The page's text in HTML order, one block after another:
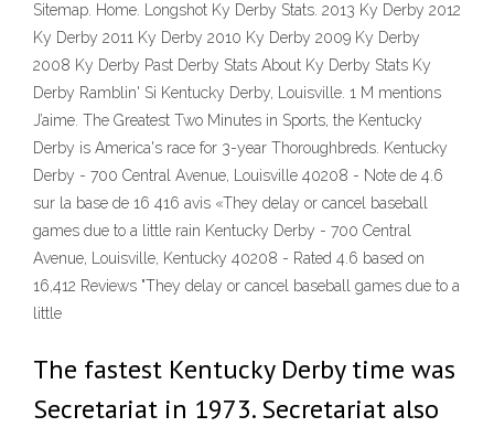
Sitemap. Home. Longshot Ky Derby Stats. 2013 Ky Derby 2012
Ky Derby 2011 Ky Derby 2010 Ky Derby 2009 Ky Derby
2008 Ky Derby Past Derby Stats About Ky Derby Stats Ky
Derby Ramblin' Si Kentucky Derby, Louisville. 1 M mentions
J’aime. The Greatest Two Minutes in Sports, the Kentucky
Derby is America's race for 3-year Thoroughbreds. Kentucky
Derby - 700 Central Avenue, Louisville 40208 - Note de 4.6
sur la base de 16 416 avis «They delay or cancel baseball
games due to a little rain Kentucky Derby - 700 Central
Avenue, Louisville, Kentucky 40208 - Rated 4.6 based on
16,412 Reviews "They delay or cancel baseball games due to a
little
The fastest Kentucky Derby time was
Secretariat in 1973. Secretariat also